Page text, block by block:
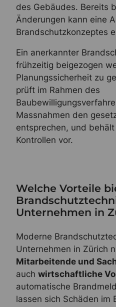
des Gebäudes. Bereits
Änderungen kann eine
Brandschutzkonzeptes
Ein anerkannter
frühzeitig beigezogen
Planungssicherheit zu
prüft im Rahmen des
Massnahmen den
entsprechen, und
Kontrollen vor.
Welche Vorteile
Unternehmen in
Moderne
Unternehmen in Zürich
Mitarbeitende und
auchwirtschaftliche
automatische
lassen sich Schäden im